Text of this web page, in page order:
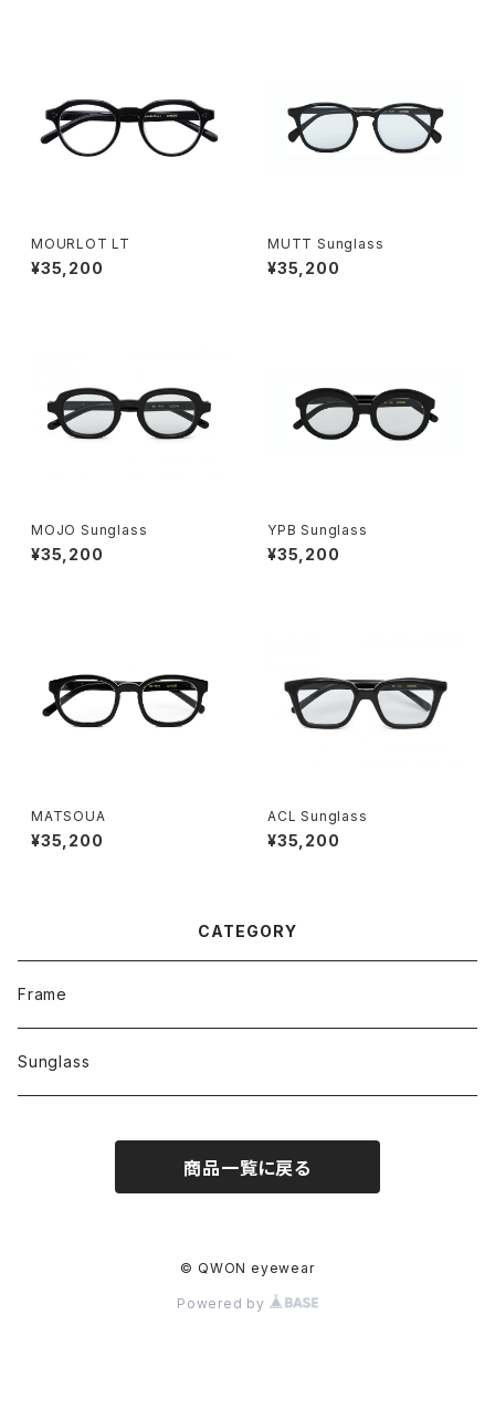
MOURLOT LT
¥35,200
MUTT Sunglass
¥35,200
MOJO Sunglass
¥35,200
YPB Sunglass
¥35,200
MATSOUA
¥35,200
ACL Sunglass
¥35,200
CATEGORY
Frame
Sunglass
商品一覧に戻る
© QWON eyewear
Powered by